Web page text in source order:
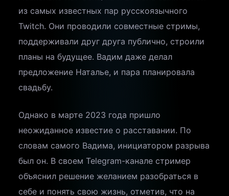
из самых известных пар русскоязычного
Twitch. Они проводили совместные стримы,
поддерживали друг друга публично, строили
планы на будущее. Вадим даже делал
предложение Наталье, и пара планировала
свадьбу.
Однако в марте 2023 года пришло
неожиданное известие о расставании. По
словам самого Вадима, инициатором разрыва
был он. В своем Telegram-канале стример
объяснил решение желанием разобраться в
себе и понять свою жизнь, отметив, что на